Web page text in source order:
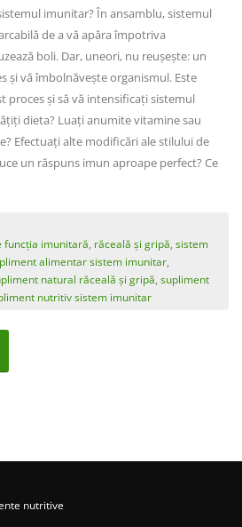
imunitar? În ansamblu, sistemul
de a vă apăra împotriva
boli. Dar, uneori, nu reușește: un
și vă îmbolnăvește organismul. Este
proces și să vă intensificați sistemul
dieta? Luați anumite vitamine sau
Efectuați alte modificări ale stilului de
un răspuns imun aproape perfect? Ce
funcția imunitară răceală și gripă sistem
alimentar sistem imunitar
natural răceală și gripă supliment
nutritiv sistem imunitar